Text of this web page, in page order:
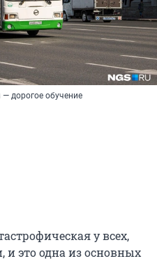
дорогое обучение
у всех,
и это одна из основных